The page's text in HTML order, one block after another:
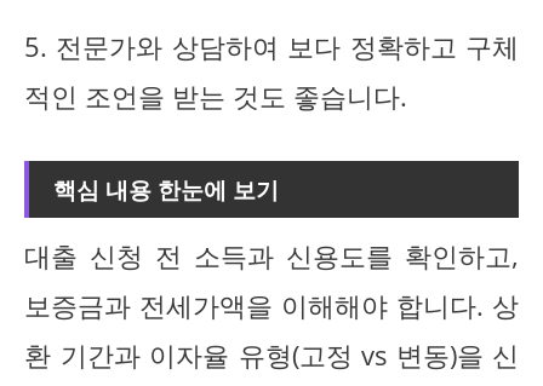
5. 전문가와 상담하여 보다 정확하고 구체
적인 조언을 받는 것도 좋습니다.
핵심 내용 한눈에 보기
대출 신청 전 소득과 신용도를 확인하고,
보증금과 전세가액을 이해해야 합니다. 상
환 기간과 이자율 유형(고정 vs 변동)을 신